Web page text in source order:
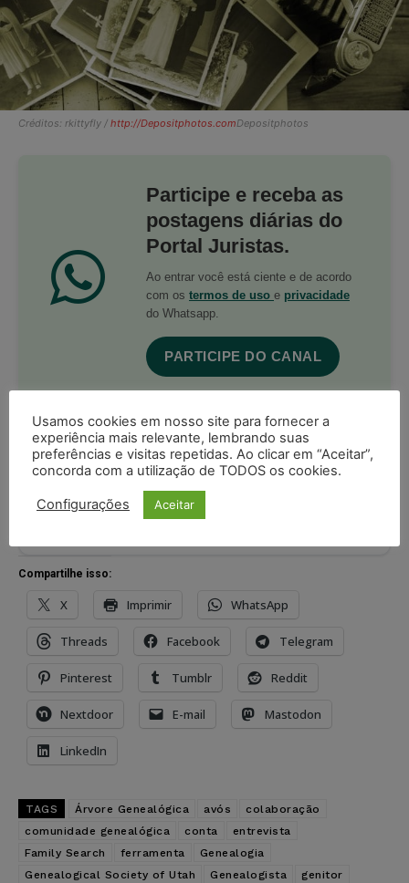
Créditos: rkittyfly / http://Depositphotos.comDepositphotos
Participe e receba as
postagens diárias do
Portal Juristas.
Ao entrar você está ciente e de acordo
com os termos de uso e privacidade
do Whatsapp.
PARTICIPE DO CANAL
Acompanhe o Juristas no Google News
receba as principais notícias jurídicas do Brasil
Compartilhe isso:
X Imprimir WhatsApp
Threads Facebook Telegram
Pinterest Tumblr Reddit
Nextdoor E-mail Mastodon
LinkedIn
TAGS Árvore Genealógica avós
colaboração
comunidade genealógica
conta
entrevista
Family Search
ferramenta
Genealogia
Genealogical Society of Utah
Genealogista
genitor
Usamos cookies em nosso site para fornecer a
experiência mais relevante, lembrando suas
preferências e visitas repetidas. Ao clicar em “Aceitar”,
concorda com a utilização de TODOS os cookies.
Configurações Aceitar